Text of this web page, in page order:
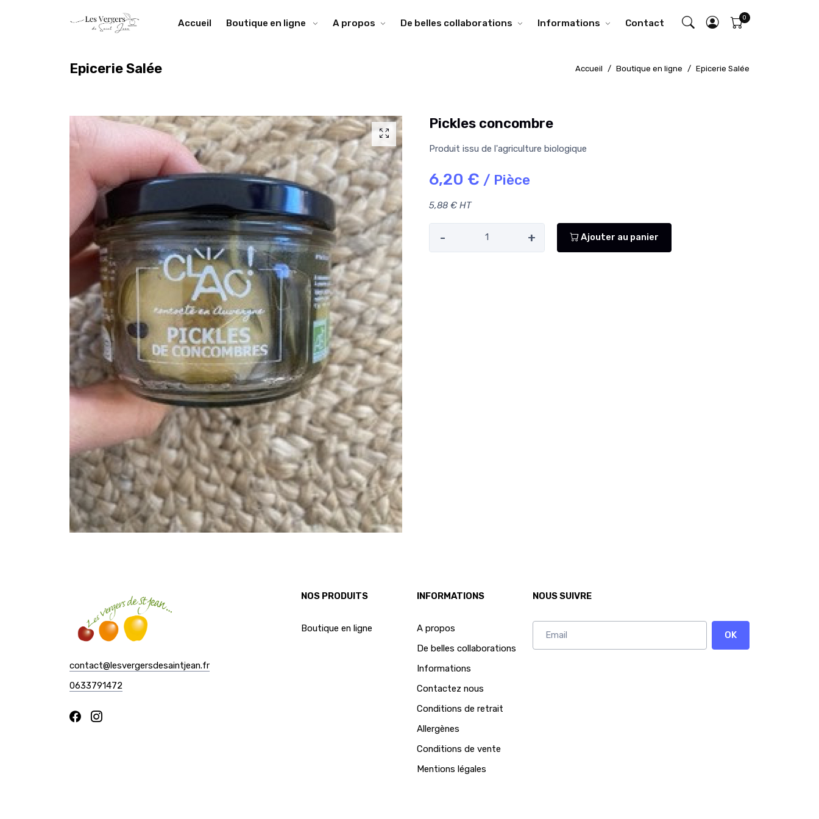
Accueil Boutique en ligne A propos De belles collaborations Informations Contact
Epicerie Salée Accueil Boutique en ligne Epicerie Salée
Pickles concombre
Produit issu de l'agriculture biologique
6,20 € / Pièce
5,88 € HT
- + Ajouter au panier
contact@lesvergersdesaintjean.fr
0633791472
NOS PRODUITS
Boutique en ligne
INFORMATIONS
A propos
De belles collaborations
Informations
Contactez nous
Conditions de retrait
Allergènes
Conditions de vente
Mentions légales
NOUS SUIVRE
OK